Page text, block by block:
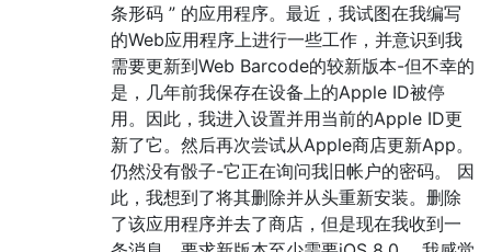
条形码 ” 的应用程序。最近，我试图在我编写
的Web应用程序上进行一些工作，并意识到我
需要更新到Web Barcode的较新版本-但不幸的
是，几年前我保存在设备上的Apple ID被停
用。因此，我进入设置并用当前的Apple ID更
新了它。然后再次尝试从Apple商店更新App。
仍然没有骰子-它正在询问我旧帐户的密码。 因
此，我想到了将其删除并从头重新安装。删除
了该应用程序并去了商店，但是现在我收到一